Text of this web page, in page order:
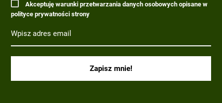
Akceptuję warunki przetwarzania danych osobowych opisane w
polityce prywatności strony